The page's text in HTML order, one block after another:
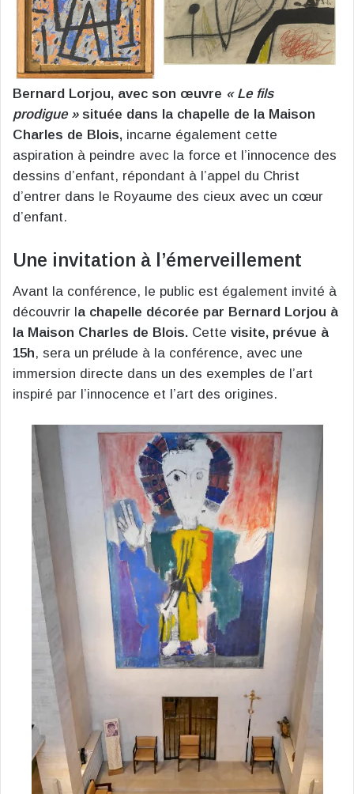
Bernard Lorjou, avec son œuvre « Le fils
prodigue »située dans la chapelle de la Maison
Charles de Blois, incarne également cette
aspiration à peindre avec la force et l’innocence des
dessins d’enfant, répondant à l’appel du Christ
d’entrer dans le Royaume des cieux avec un cœur
d’enfant.
Une invitation à l’émerveillement
Avant la conférence, le public est également invité à
découvrir l a chapelle décorée par Bernard Lorjou à
la Maison Charles de Blois. Cette visite, prévue à
15h, sera un prélude à la conférence, avec une
immersion directe dans un des exemples de l’art
inspiré par l’innocence et l’art des origines.